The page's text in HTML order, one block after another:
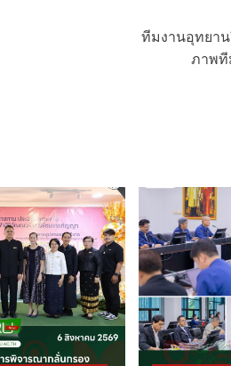
ทีมงานอุทยาน
ภาพที